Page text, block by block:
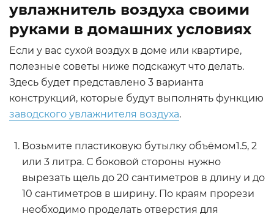
увлажнитель воздуха своими
руками в домашних условиях
Если у вас сухой воздух в доме или квартире,
полезные советы ниже подскажут что делать.
Здесь будет представлено 3 варианта
конструкций, которые будут выполнять функцию
заводского увлажнителя воздуха.
Возьмите пластиковую бутылку объёмом1.5, 2
или 3 литра. С боковой стороны нужно
вырезать щель до 20 сантиметров в длину и до
10 сантиметров в ширину. По краям прорези
необходимо проделать отверстия для